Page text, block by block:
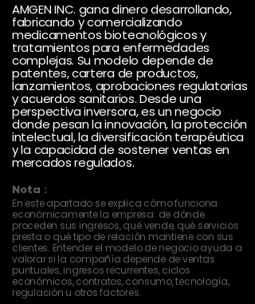
AMGEN INC. gana dinero desarrollando,
fabricando y comercializando
medicamentos biotecnológicos y
tratamientos para enfermedades
complejas. Su modelo depende de
patentes, cartera de productos,
lanzamientos, aprobaciones regulatorias
y acuerdos sanitarios. Desde una
perspectiva inversora, es un negocio
donde pesan la innovación, la protección
intelectual, la diversificación terapéutica
y la capacidad de sostener ventas en
mercados regulados.
Nota :
En este apartado se explica cómo funciona
económicamente la empresa: de dónde
proceden sus ingresos, qué vende, qué servicios
presta o qué tipo de relación mantiene con sus
clientes. Entender el modelo de negocio ayuda a
valorar si la compañía depende de ventas
puntuales, ingresos recurrentes, ciclos
económicos, contratos, consumo, tecnología,
regulación u otros factores.